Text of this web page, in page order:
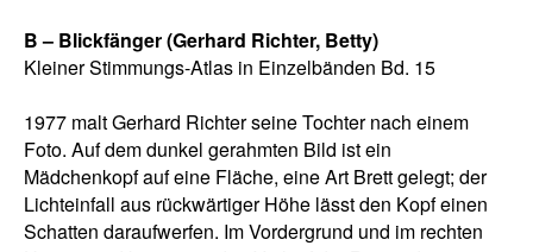
B – Blickfänger (Gerhard Richter, Betty)
Kleiner Stimmungs-Atlas in Einzelbänden Bd. 15
1977 malt Gerhard Richter seine Tochter nach einem
Foto. Auf dem dunkel gerahmten Bild ist ein
Mädchenkopf auf eine Fläche, eine Art Brett gelegt; der
Lichteinfall aus rückwärtiger Höhe lässt den Kopf einen
Schatten daraufwerfen. Im Vordergrund und im rechten